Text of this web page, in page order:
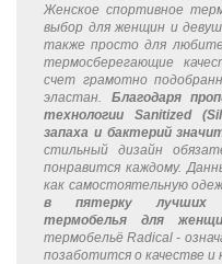
Женское спортивное
выбор для женщин и
также просто для
термосберегающие
счет грамотно
эластан. Благодаря
технологии Sanitized
запаха и бактерий
стильный дизайн
понравится каждому.
как самостоятельную
в пятерку лучших
термобелья для
термобельё Radical -
позаботится о качестве